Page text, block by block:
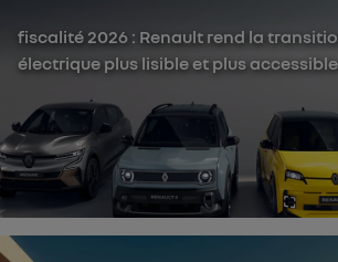
fiscalité 2026 : Renault rend la
électrique plus lisible et plus accessible